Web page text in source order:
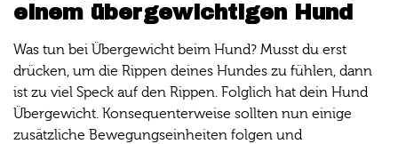
einem übergewichtigen Hund
Was tun bei Übergewicht beim Hund? Musst du erst
drücken, um die Rippen deines Hundes zu fühlen, dann
ist zu viel Speck auf den Rippen. Folglich hat dein Hund
Übergewicht. Konsequenterweise sollten nun einige
zusätzliche Bewegungseinheiten folgen und